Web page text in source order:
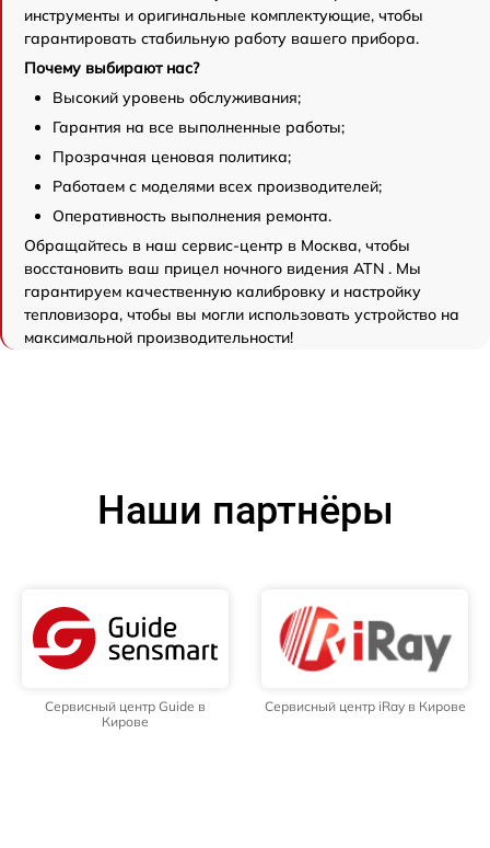
инструменты и оригинальные комплектующие, чтобы
гарантировать стабильную работу вашего прибора.
Почему выбирают нас?
Высокий уровень обслуживания;
Гарантия на все выполненные работы;
Прозрачная ценовая политика;
Работаем с моделями всех производителей;
Оперативность выполнения ремонта.
Обращайтесь в наш сервис-центр в Москва, чтобы
восстановить ваш прицел ночного видения ATN . Мы
гарантируем качественную калибровку и настройку
тепловизора, чтобы вы могли использовать устройство на
максимальной производительности!
Наши партнёры
Сервисный центр Guide в
Кирове
Сервисный центр iRay в Кирове